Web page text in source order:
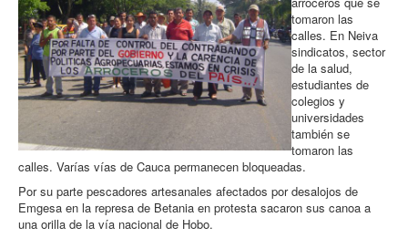
tomaron las
calles. En Neiva
sindicatos, sector
de la salud,
estudiantes de
colegios y
universidades
también se
tomaron las
calles. Varías vías de Cauca permanecen bloqueadas.
Por su parte pescadores artesanales afectados por desalojos de
Emgesa en la represa de Betania en protesta sacaron sus canoa a
una orilla de la vía nacional de Hobo.